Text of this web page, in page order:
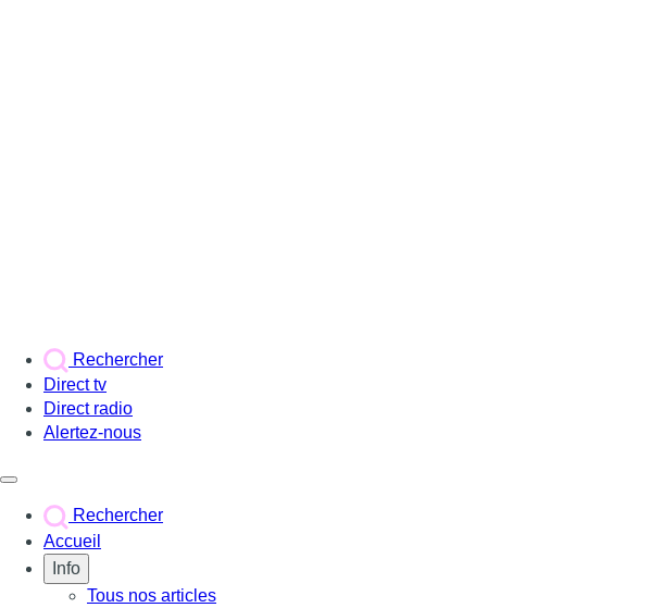
Rechercher
Direct tv
Direct radio
Alertez-nous
Rechercher
Accueil
Info
Tous nos articles